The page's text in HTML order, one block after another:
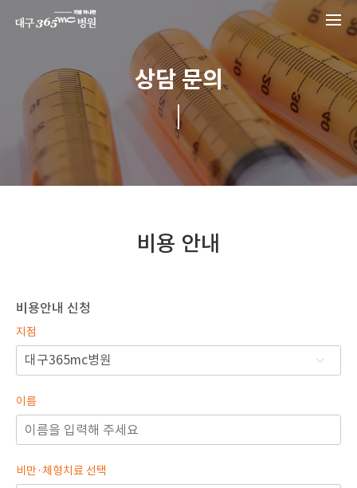
상담 문의
비용 안내
비용안내 신청
지점
이름
비만·체형치료 선택